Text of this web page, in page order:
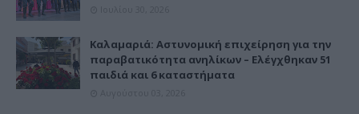
Καλαμαριά: Αστυνομική επιχείρηση για την
παραβατικότητα ανηλίκων – Ελέγχθηκαν 51
παιδιά και 6 καταστήματα